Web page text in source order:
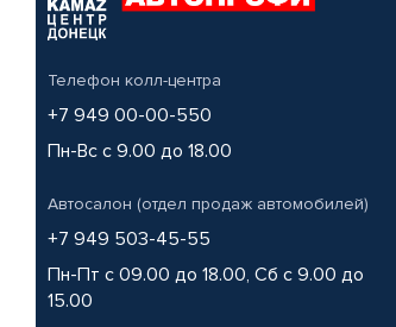
Телефон колл-центра
+7 949 00-00-550
Пн-Вс с 9.00 до 18.00
Автосалон (отдел продаж автомобилей)
+7 949 503-45-55
Пн-Пт с 09.00 до 18.00, Сб с 9.00 до
15.00